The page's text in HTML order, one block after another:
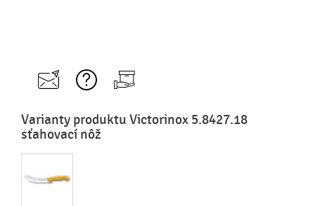
Varianty produktu Victorinox 5.8427.18
sťahovací nôž